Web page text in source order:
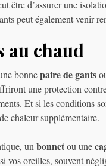
être d’assurer une
peut également venir
au chaud
bonnepaire de gants
une protection
Et si les conditions
chaleur supplémentaire.
un bonnetou une
vos oreilles, souvent